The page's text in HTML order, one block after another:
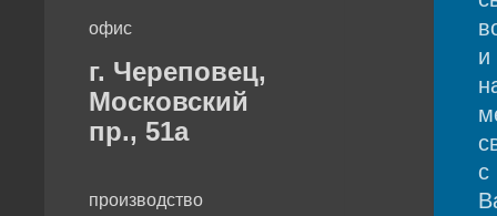
офис
г. Череповец,
Московский
пр., 51а
производство
и
с